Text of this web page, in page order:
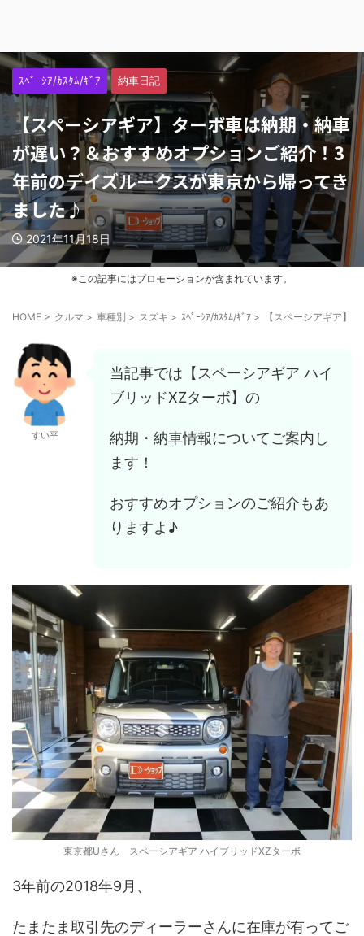
ｽﾍﾟｰｼｱ/ｶｽﾀﾑ/ｷﾞｱ 納車日記
【スペーシアギア】ターボ車は納期・納車
が遅い？＆おすすめオプションご紹介！3
年前のデイズルークスが東京から帰ってき
ました♪
2021年11月18日
※この記事にはプロモーションが含まれています。
HOME > クルマ > 車種別 > スズキ > ｽﾍﾟｰｼｱ/ｶｽﾀﾑ/ｷﾞｱ > 【スペーシアギア】
すい平
当記事では【スペーシアギア ハイ
ブリッドXZターボ】の
納期・納車情報についてご案内し
ます！
おすすめオプションのご紹介もあ
りますよ♪
東京都Uさん スペーシアギア ハイブリッドXZターボ
3年前の2018年9月、
たまたま取引先のディーラーさんに在庫が有ってご